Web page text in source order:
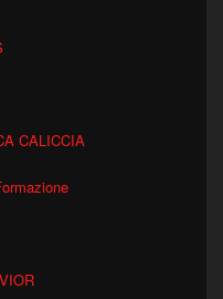
CALICCIA